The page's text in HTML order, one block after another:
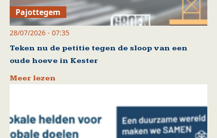
Pajottegem
28/07/2026 - 07:35
Teken nu de petitie tegen de sloop van een
oude hoeve in Kester
Meer lezen